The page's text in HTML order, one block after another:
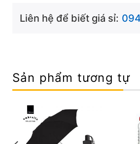
Liên hệ để biết giá sỉ:
Sản phẩm tương tự